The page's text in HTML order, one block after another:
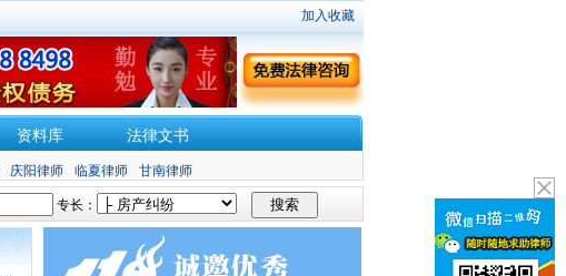
加入收藏
资料库 法律文书
庆阳律师 临夏律师 甘南律师
专长：